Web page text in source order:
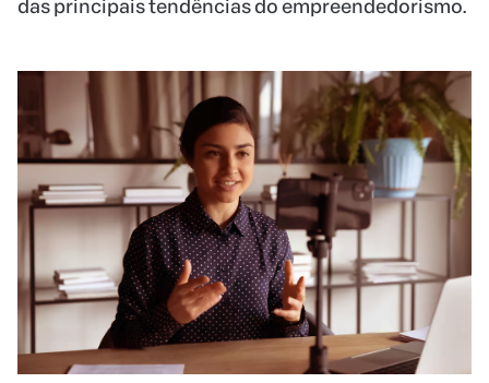
das principais tendências do empreendedorismo.